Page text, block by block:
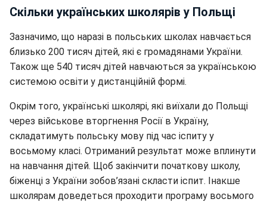
Скільки українських школярів у Польщі
Зазначимо, що наразі в польських школах навчається
близько 200 тисяч дітей, які є громадянами України.
Також ще 540 тисяч дітей навчаються за українською
системою освіти у дистанційній формі.
Окрім того, українські школярі, які виїхали до Польщі
через військове вторгнення Росії в Україну,
складатимуть польську мову під час іспиту у
восьмому класі. Отриманий результат може вплинути
на навчання дітей. Щоб закінчити початкову школу,
біженці з України зобов’язані скласти іспит. Інакше
школярам доведеться проходити програму восьмого